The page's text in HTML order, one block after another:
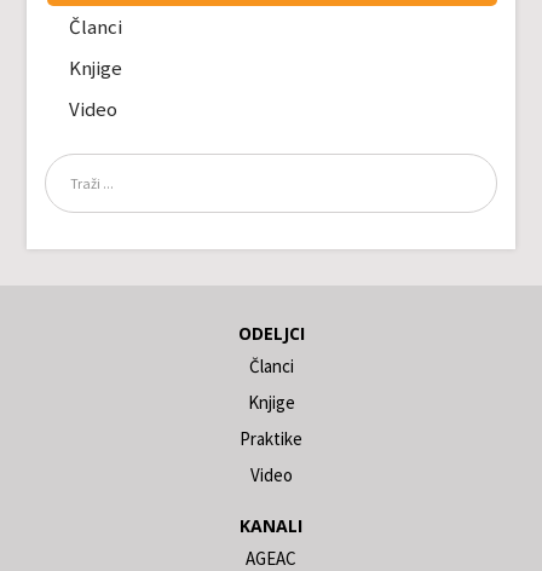
Članci
Knjige
Video
ODELJCI
Članci
Knjige
Praktike
Video
KANALI
AGEAC